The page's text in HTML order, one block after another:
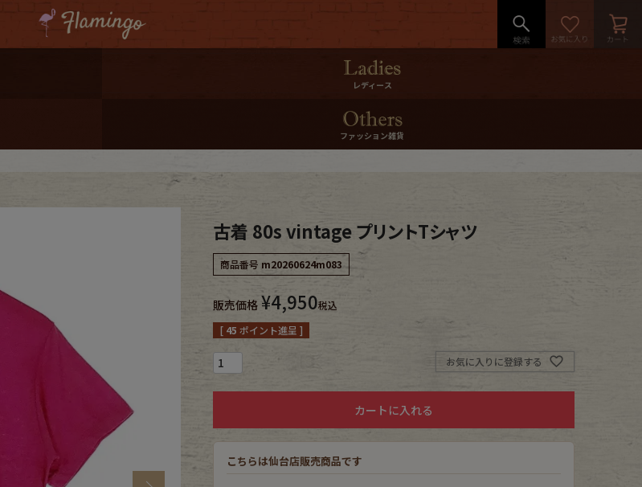
レディース
ファッション雑貨
古着 80s vintage プリントTシャツ
商品番号 m20260624m083
販売価格 ¥4,950税込
[ 45 ポイント進呈 ]
お気に入りに登録する
カートに入れる
こちらは仙台店販売商品です